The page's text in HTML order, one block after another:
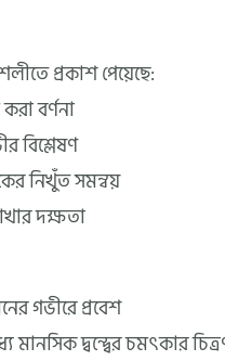
প্রকাশ পেয়েছে:
বর্ণনা
বিশ্লেষণ
নিখুঁত সমন্বয়
দক্ষতা
গভীরে প্রবেশ
দ্বন্দ্বের চমৎকার